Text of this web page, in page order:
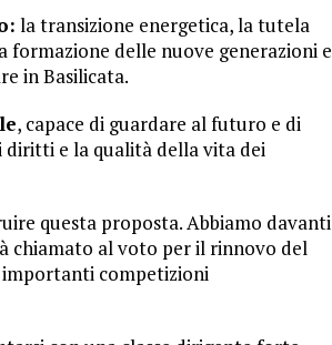
la transizione energetica, la tutela
formazione delle nuove generazioni e
in Basilicata.
, capace di guardare al futuro e di
diritti e la qualità della vita dei
questa proposta. Abbiamo davanti
chiamato al voto per il rinnovo del
importanti competizioni